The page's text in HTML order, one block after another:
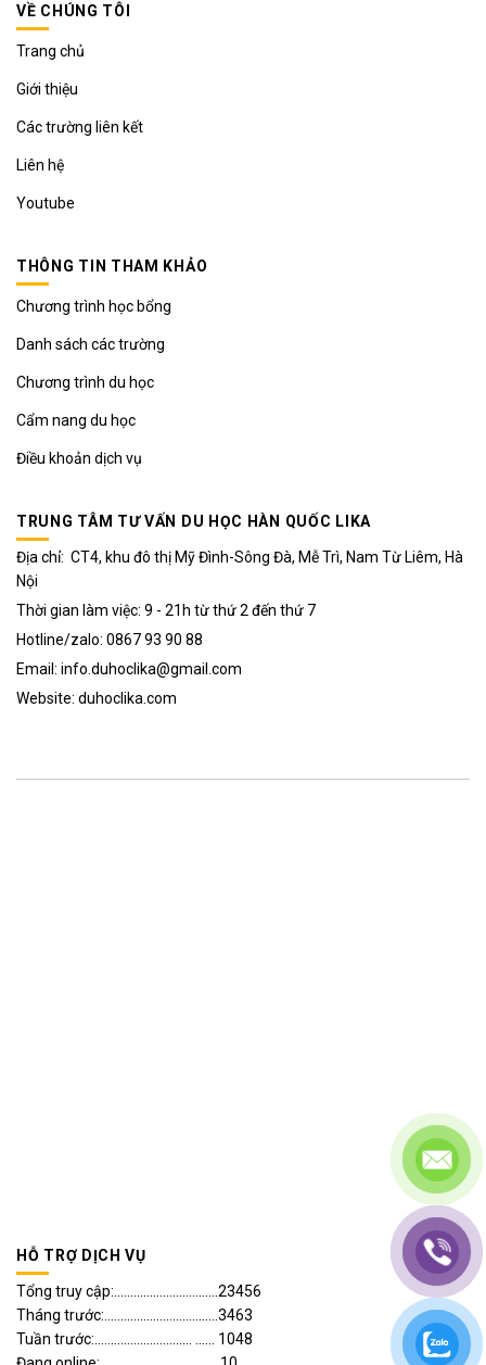
VỀ CHÚNG TÔI
Trang chủ
Giới thiệu
Các trường liên kết
Liên hệ
Youtube
THÔNG TIN THAM KHẢO
Chương trình học bổng
Danh sách các trường
Chương trình du học
Cẩm nang du học
Điều khoản dịch vụ
TRUNG TÂM TƯ VẤN DU HỌC HÀN QUỐC LIKA
Địa chỉ: CT4, khu đô thị Mỹ Đình-Sông Đà, Mễ Trì, Nam Từ Liêm, Hà
Nội
Thời gian làm việc: 9 - 21h từ thứ 2 đến thứ 7
Hotline/zalo: 0867 93 90 88
Email: info.duhoclika@gmail.com
Website: duhoclika.com
HỖ TRỢ DỊCH VỤ
Tổng truy cập:................................23456
Tháng trước:...................................3463
Tuần trước:.............................. ...... 1048